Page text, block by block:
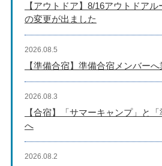
【アウトドア】8/16アウトドア
の変更が出ました
【準備合宿】準備合宿メンバー
2026.08.5
【合宿】「サマーキャンプ」と
へ
2026.08.3
2026.08.2